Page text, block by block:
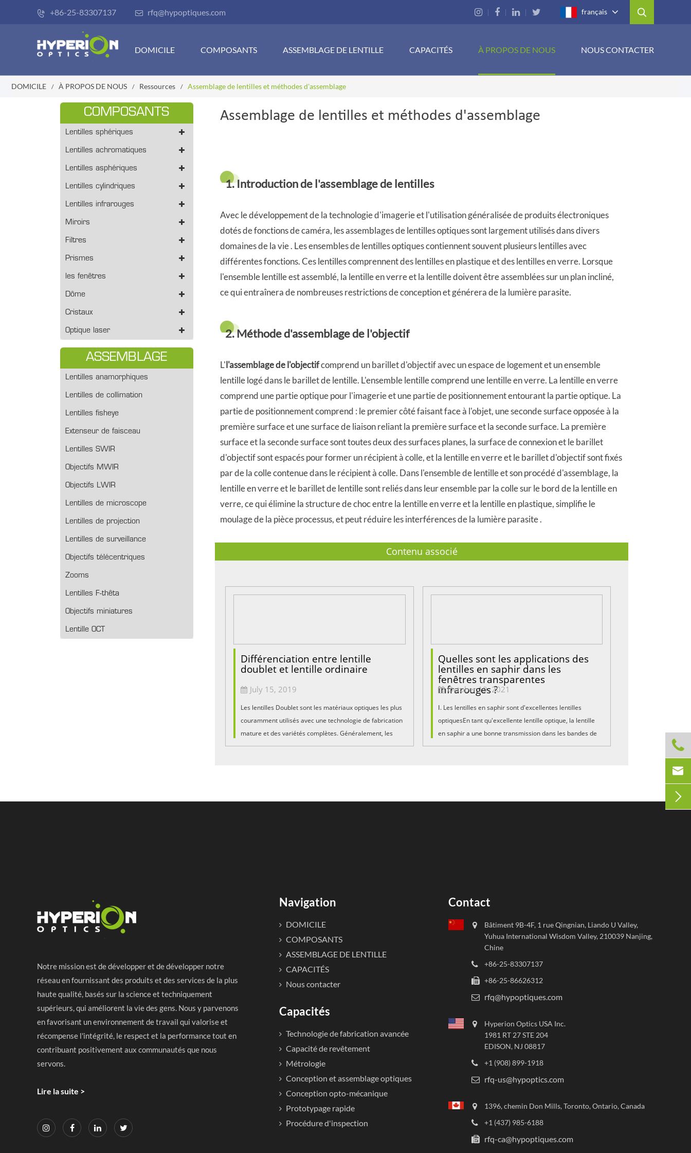
 +86-25-83307137  rfq@hypoptiques.com français
DOMICILE COMPOSANTS ASSEMBLAGE DE LENTILLE CAPACITÉS À PROPOS DE NOUS NOUS CONTACTER
DOMICILE À PROPOS DE NOUS Ressources Assemblage de lentilles et méthodes d'assemblage
COMPOSANTS
Lentilles sphériques
Lentilles achromatiques
Lentilles asphériques
Lentilles cylindriques
Lentilles infrarouges
Miroirs
Filtres
Prismes
les fenêtres
Dôme
Cristaux
Optique laser
ASSEMBLAGE
Lentilles anamorphiques
Lentilles de collimation
Lentilles fisheye
Extenseur de faisceau
Lentilles SWIR
Objectifs MWIR
Objectifs LWIR
Lentilles de microscope
Lentilles de projection
Lentilles de surveillance
Objectifs télécentriques
Zooms
Lentilles F-thêta
Objectifs miniatures
Lentille OCT
Assemblage de lentilles et méthodes d'assemblage
1. Introduction de l'assemblage de lentilles
Avec le développement de la technologie d'imagerie et l'utilisation généralisée de produits électroniques
dotés de fonctions de caméra, les assemblages de lentilles optiques sont largement utilisés dans divers
domaines de la vie . Les ensembles de lentilles optiques contiennent souvent plusieurs lentilles avec
différentes fonctions. Ces lentilles comprennent des lentilles en plastique et des lentilles en verre. Lorsque
l'ensemble lentille est assemblé, la lentille en verre et la lentille doivent être assemblées sur un plan incliné,
ce qui entraînera de nombreuses restrictions de conception et générera de la lumière parasite.
2. Méthode d'assemblage de l'objectif
L'l'assemblage de l'objectifcomprend un barillet d'objectif avec un espace de logement et un ensemble
lentille logé dans le barillet de lentille. L'ensemble lentille comprend une lentille en verre. La lentille en verre
comprend une partie optique pour l'imagerie et une partie de positionnement entourant la partie optique. La
partie de positionnement comprend : le premier côté faisant face à l'objet, une seconde surface opposée à la
première surface et une surface de liaison reliant la première surface et la seconde surface. La première
surface et la seconde surface sont toutes deux des surfaces planes, la surface de connexion et le barillet
d'objectif sont espacés pour former un récipient à colle, et la lentille en verre et le barillet d'objectif sont fixés
par de la colle contenue dans le récipient à colle. Dans l'ensemble de lentille et son procédé d'assemblage, la
lentille en verre et le barillet de lentille sont reliés dans leur ensemble par la colle sur le bord de la lentille en
verre, ce qui élimine la structure de choc entre la lentille en verre et la lentille en plastique, simplifie le
moulage de la pièce processus, et peut réduire les interférences de la lumière parasite .
Contenu associé
Différenciation entre lentille
doublet et lentille ordinaire
July 15, 2019
Les lentilles Doublet sont les matériaux optiques les plus
couramment utilisés avec une technologie de fabrication
mature et des variétés complètes. Généralement, les
lentilles doublet peuvent transmettre une lumière
Quelles sont les applications des
lentilles en saphir dans les
fenêtres transparentes
infrarouges ?
October 19, 2021
Ⅰ. Les lentilles en saphir sont d'excellentes lentilles
optiquesEn tant qu'excellente lentille optique, la lentille
en saphir a une bonne transmission dans les bandes de
lumière ultraviolette, infrarouge et visible, ce qui peut
Notre mission est de développer et de développer notre
réseau en fournissant des produits et des services de la plus
haute qualité, basés sur la science et techniquement
supérieurs, qui améliorent la vie des gens. Nous y parvenons
en favorisant un environnement de travail qui valorise et
récompense l'intégrité, le respect et la performance tout en
contribuant positivement aux communautés que nous
servons.
Lire la suite >
Navigation
DOMICILE
COMPOSANTS
ASSEMBLAGE DE LENTILLE
CAPACITÉS
Nous contacter
Capacités
Technologie de fabrication avancée
Capacité de revêtement
Métrologie
Conception et assemblage optiques
Conception opto-mécanique
Prototypage rapide
Procédure d'inspection
Contact
Bâtiment 9B-4F, 1 rue Qingnian, Liando U Valley,
Yuhua International Wisdom Valley, 210039 Nanjing,
Chine
+86-25-83307137
+86-25-86626312
rfq@hypoptiques.com
Hyperion Optics USA Inc.
1981 RT 27 STE 204
EDISON, NJ 08817
+1 (908) 899-1918
rfq-us@hypoptics.com
1396, chemin Don Mills, Toronto, Ontario, Canada
+1 (437) 985-6188
rfq-ca@hypoptiques.com


